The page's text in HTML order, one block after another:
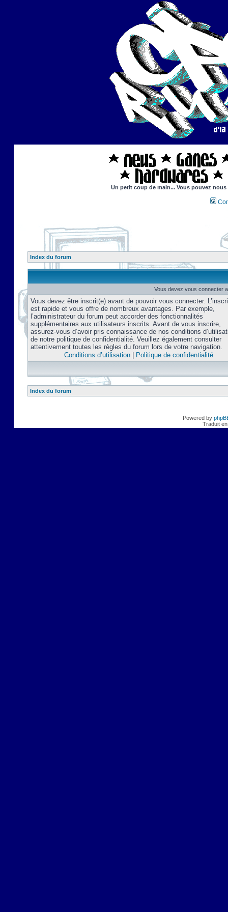
Un petit coup de main... Vous pouvez
Index du forum
Vous devez vous connecter
Vous devez être inscrit(e) avant de pouvoir vous connecter.
est rapide et vous offre de nombreux avantages. Par exemple,
l’administrateur du forum peut accorder des fonctionnalités
supplémentaires aux utilisateurs inscrits. Avant de vous inscrire,
assurez-vous d’avoir pris connaissance de nos conditions
de notre politique de confidentialité. Veuillez également consulter
attentivement toutes les règles du forum lors de votre navigation.
Conditions d’utilisation| Politique de confidentialité
Index du forum
Powered by
Traduit